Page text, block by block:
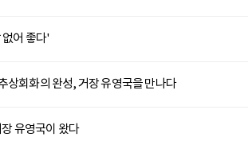
없어 좋다'
상회화의 완성, 거장 유영국을 만나다
유영국이 왔다